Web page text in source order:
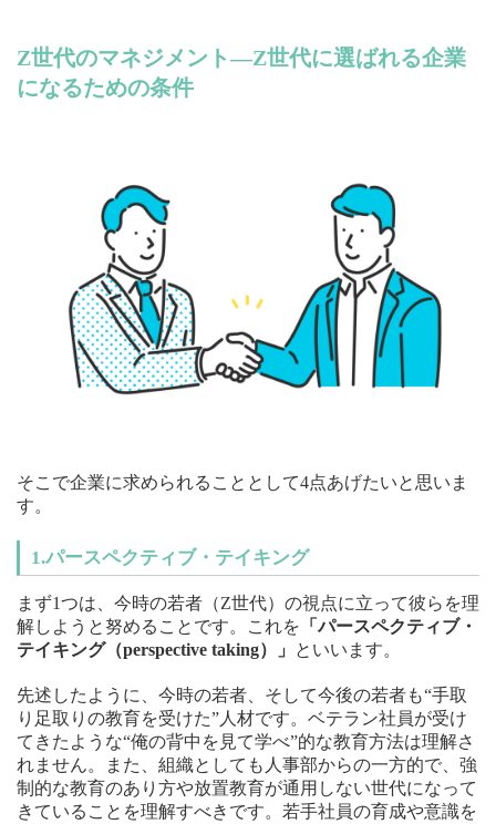
Z世代のマネジメント―Z世代に選ばれる企業
になるための条件
そこで企業に求められることとして4点あげたいと思いま
す。
1.パースペクティブ・テイキング
まず1つは、今時の若者（Z世代）の視点に立って彼らを理
解しようと努めることです。これを 「パースペクティブ・
テイキング（perspective taking）」
といいます。
先述したように、今時の若者、そして今後の若者も“手取
り足取りの教育を受けた”人材です。ベテラン社員が受け
てきたような“俺の背中を見て学べ”的な教育方法は理解さ
れません。また、組織としても人事部からの一方的で、強
制的な教育のあり方や放置教育が通用しない世代になって
きていることを理解すべきです。若手社員の育成や意識を